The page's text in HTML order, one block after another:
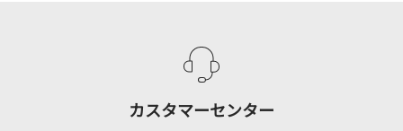
カスタマーセンター